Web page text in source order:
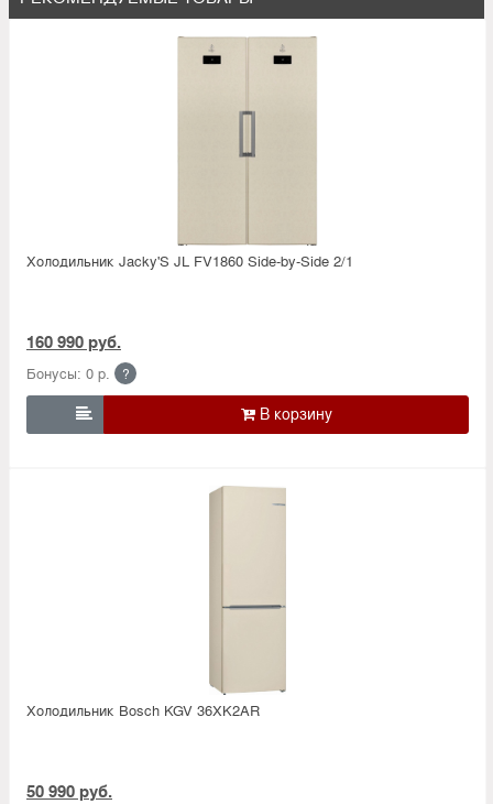
Холодильник Jacky'S JL FV1860 Side-by-Side 2/1
160 990 руб.
Бонусы: 0 р. ?

Холодильник Bosсh KGV 36XK2AR
50 990 руб.